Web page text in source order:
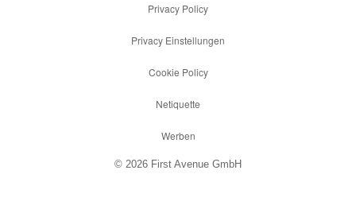
Privacy Policy
Privacy Einstellungen
Cookie Policy
Netiquette
Werben
© 2026 First Avenue GmbH